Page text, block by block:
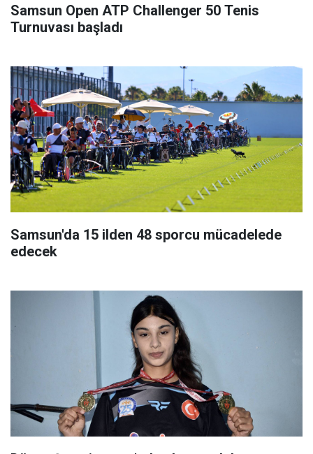
Samsun Open ATP Challenger 50 Tenis
Turnuvası başladı
Samsun'da 15 ilden 48 sporcu mücadelede
edecek